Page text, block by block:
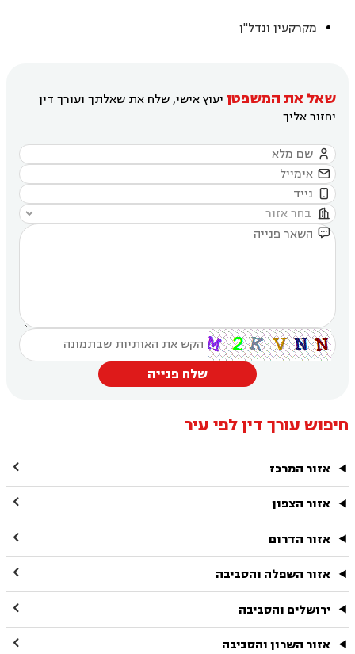
מקרקעין ונדל"ן
שאל את המשפטן יעוץ אישי, שלח את שאלתך ועורך דין
יחזור אליך





שלח פנייה
חיפוש עורך דין לפי עיר
אזור המרכז 
אזור הצפון 
אזור הדרום 
אזור השפלה והסביבה 
ירושלים והסביבה 
אזור השרון והסביבה 